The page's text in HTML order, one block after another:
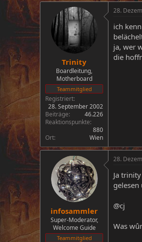
Trinity
Boardleitung,
Motherboard
Teammitglied
Registriert
28. September 2002
Beiträge
46.226
Reaktionspunkte
880
Ort
Wien
28.
ich
ja, wer
die
infosammler
Super-Moderator,
Welcome Guide
Teammitglied
28.
Ja
@cj
Was